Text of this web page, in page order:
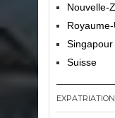
Nouvelle-
Singapour
Suisse